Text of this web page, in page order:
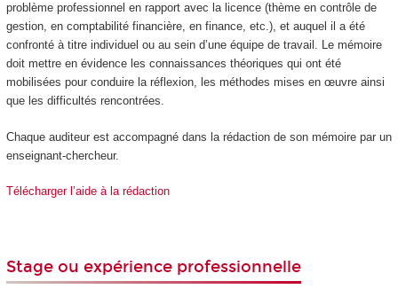
problème professionnel en rapport avec la licence (thème en contrôle de
gestion, en comptabilité financière, en finance, etc.), et auquel il a été
confronté à titre individuel ou au sein d’une équipe de travail. Le mémoire
doit mettre en évidence les connaissances théoriques qui ont été
mobilisées pour conduire la réflexion, les méthodes mises en œuvre ainsi
que les difficultés rencontrées.
Chaque auditeur est accompagné dans la rédaction de son mémoire par un
enseignant-chercheur.
Télécharger l’aide à la rédaction
Stage ou expérience professionnelle